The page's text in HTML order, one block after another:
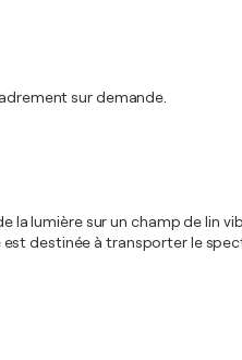
sur demande.
la lumière sur un champ de
destinée à transporter le